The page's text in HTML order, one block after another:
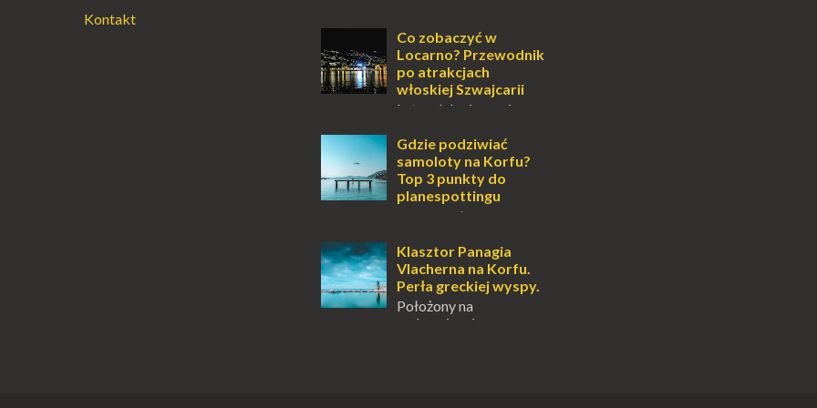
Kontakt
zawsze mnie fascynuje. Mały
kawałek ziemi pośrodku Bałtyku?
To zawsze brzmi jak doskonał...
Co zobaczyć w
Locarno? Przewodnik
po atrakcjach
włoskiej Szwajcarii
Latem lub zimą, wiosną
miejsce, które zdecydowanie warto
odwiedzić. Moja zimowa podróż do
Locarno gwara...
Gdzie podziwiać
samoloty na Korfu?
Top 3 punkty do
planespottingu
Korfu, perła Morza
tylko wspaniałe plaże, zabytki i
klimatyczne wioski, ale także coś
wyjątkowego – prawd...
Klasztor Panagia
Vlacherna na Korfu.
Perła greckiej wyspy.
Położony na
malowniczej wysepce,